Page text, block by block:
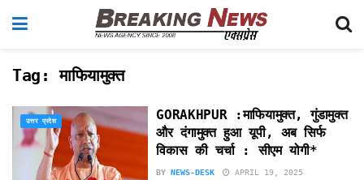
Tag:माफियामुक्त
उत्तर प्रदेश
GORAKHPUR :माफियामुक्त, गुंडामुक्त
और दंगामुक्त हुआ यूपी, अब सिर्फ
विकास की चर्चा : सीएम योगी*
BY NEWS-DESK APRIL 19, 2025